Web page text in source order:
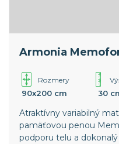
Armonia
Rozmery
90x200 cm 30
Atraktívny variabilný
pamäťovou penou
podporu telu a